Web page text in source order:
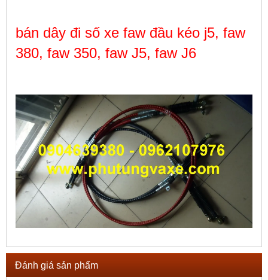
bán dây đi số xe faw đầu kéo j5, faw
380, faw 350, faw J5, faw J6
Đánh giá sản phẩm